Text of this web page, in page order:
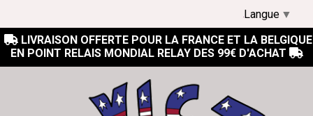
 LIVRAISON OFFERTE POUR LA FRANCE ET LA BELGIQUE
EN POINT RELAIS MONDIAL RELAY DES 99€ D'ACHAT 
Langue ▼